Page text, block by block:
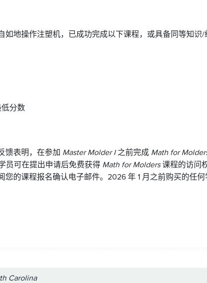
地操作注塑机，已成功完成以下课程，或具备同等知识/
分数
馈表明，在参加 Master Molder I之前完成 Math for
员可在提出申请后免费获得 Math for Molders课程的访问
的课程报名确认电子邮件。2026 年 1 月之前购买的任何
Carolina